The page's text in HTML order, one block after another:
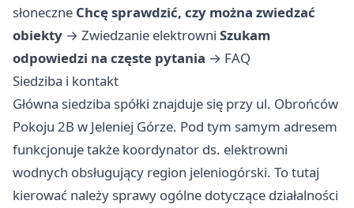
słoneczne Chcę sprawdzić, czy można zwiedzać
obiekty → Zwiedzanie elektrowni Szukam
odpowiedzi na częste pytania → FAQ
Siedziba i kontakt
Główna siedziba spółki znajduje się przy ul. Obrońców
Pokoju 2B w Jeleniej Górze. Pod tym samym adresem
funkcjonuje także koordynator ds. elektrowni
wodnych obsługujący region jeleniogórski. To tutaj
kierować należy sprawy ogólne dotyczące działalności